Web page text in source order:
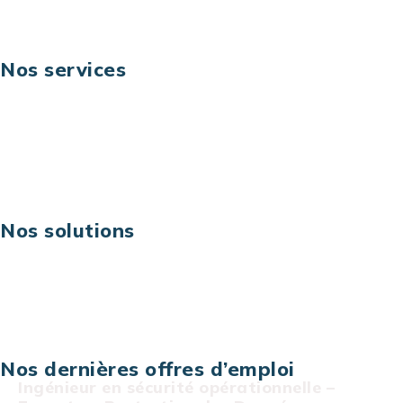
Nos services
Nos solutions
Nos dernières offres d’emploi
Ingénieur en sécurité opérationnelle –